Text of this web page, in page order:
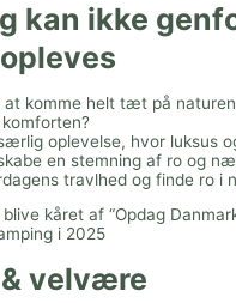
kan ikke
at komme helt tæt på
oplevelse, hvor luksus
en stemning af ro og
travlhed og finde ro i
kåret af “Opdag
i 2025
velvære